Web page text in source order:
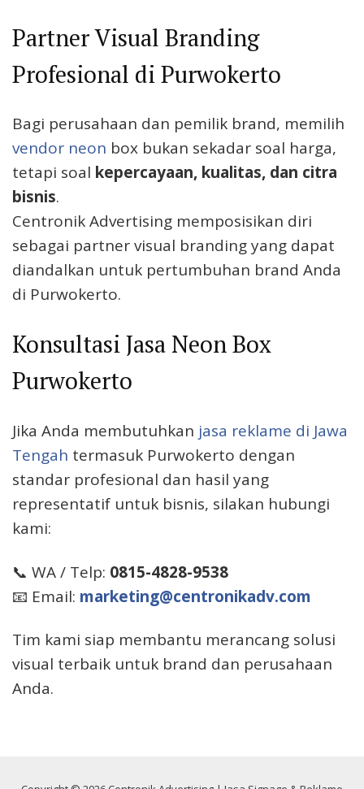
Partner Visual Branding
Profesional di Purwokerto
Bagi perusahaan dan pemilik brand, memilih
vendor neon box bukan sekadar soal harga,
tetapi soal kepercayaan, kualitas, dan citra
bisnis.
Centronik Advertising memposisikan diri
sebagai partner visual branding yang dapat
diandalkan untuk pertumbuhan brand Anda
di Purwokerto.
Konsultasi Jasa Neon Box
Purwokerto
Jika Anda membutuhkan jasa reklame di Jawa
Tengah termasuk Purwokerto dengan
standar profesional dan hasil yang
representatif untuk bisnis, silakan hubungi
kami:
📞 WA / Telp: 0815-4828-9538
📧 Email: marketing@centronikadv.com
Tim kami siap membantu merancang solusi
visual terbaik untuk brand dan perusahaan
Anda.